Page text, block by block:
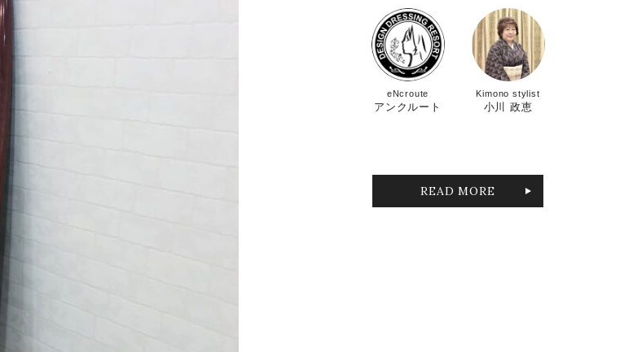
eNcroute
アンクルート
Kimono stylist
小川 政恵
READ MORE